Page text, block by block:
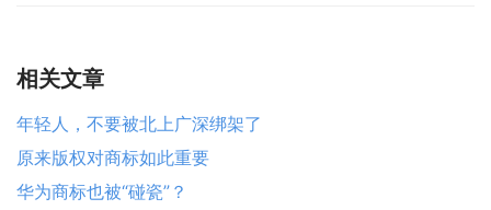
相关文章
年轻人，不要被北上广深绑架了
原来版权对商标如此重要
华为商标也被“碰瓷”？